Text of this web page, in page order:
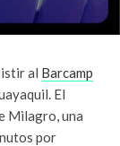
al Barcamp
El
Milagro, una
por